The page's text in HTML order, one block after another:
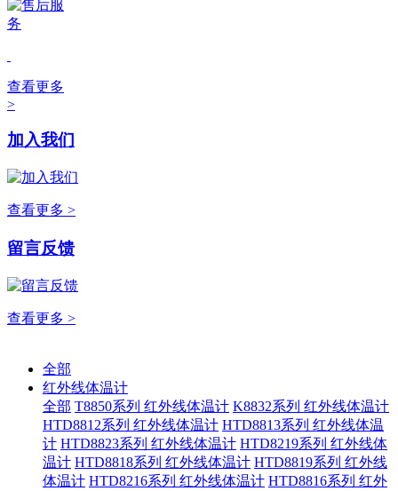
查看更多
>
加入我们
查看更多 >
留言反馈
查看更多 >
全部
红外线体温计
全部 T8850系列 红外线体温计 K8832系列 红外线体温计
HTD8812系列 红外线体温计 HTD8813系列 红外线体温
计 HTD8823系列 红外线体温计 HTD8219系列 红外线体
温计 HTD8818系列 红外线体温计 HTD8819系列 红外线
体温计 HTD8216系列 红外线体温计 HTD8816系列 红外